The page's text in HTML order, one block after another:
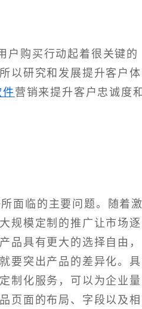
户购买行动起着很关键的
以研究和发展提升客户体
营销来提升客户忠诚度
面临的主要问题。随着
规模定制的推广让市场逐
品具有更大的选择自由，
要突出产品的差异化。具
制化服务，可以为企业量
页面的布局、字段以及相